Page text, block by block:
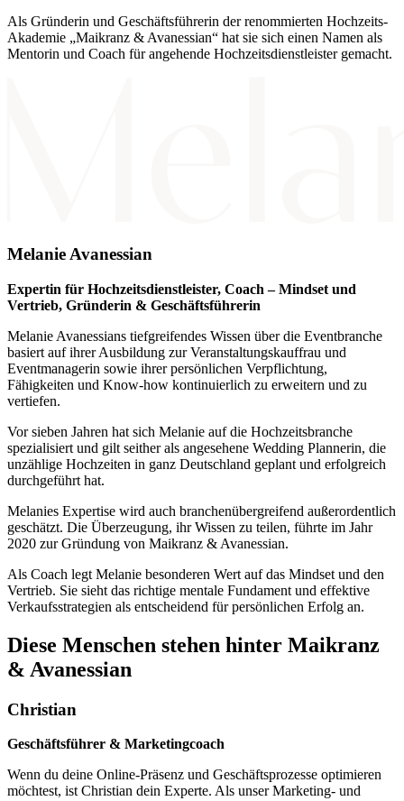
Als Gründerin und Geschäftsführerin der renommierten Hochzeits-
Akademie „Maikranz & Avanessian“ hat sie sich einen Namen als
Mentorin und Coach für angehende Hochzeitsdienstleister gemacht.
Melanie Avanessian
Expertin für Hochzeitsdienstleister, Coach – Mindset und
Vertrieb, Gründerin & Geschäftsführerin
Melanie Avanessians tiefgreifendes Wissen über die Eventbranche
basiert auf ihrer Ausbildung zur Veranstaltungskauffrau und
Eventmanagerin sowie ihrer persönlichen Verpflichtung,
Fähigkeiten und Know-how kontinuierlich zu erweitern und zu
vertiefen.
Vor sieben Jahren hat sich Melanie auf die Hochzeitsbranche
spezialisiert und gilt seither als angesehene Wedding Plannerin, die
unzählige Hochzeiten in ganz Deutschland geplant und erfolgreich
durchgeführt hat.
Melanies Expertise wird auch branchenübergreifend außerordentlich
geschätzt. Die Überzeugung, ihr Wissen zu teilen, führte im Jahr
2020 zur Gründung von Maikranz & Avanessian.
Als Coach legt Melanie besonderen Wert auf das Mindset und den
Vertrieb. Sie sieht das richtige mentale Fundament und effektive
Verkaufsstrategien als entscheidend für persönlichen Erfolg an.
Diese Menschen stehen hinter Maikranz
& Avanessian
Christian
Geschäftsführer & Marketingcoach
Wenn du deine Online-Präsenz und Geschäftsprozesse optimieren
möchtest, ist Christian dein Experte. Als unser Marketing- und